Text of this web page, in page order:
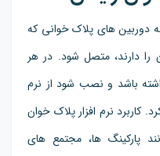
دوربین های پلاک خوانی که
را دارند، متصل شود. در هر
باشد و نصب شود از نرم
کاربرد نرم افزار پلاک خوان
پارکینگ ها، مجتمع های